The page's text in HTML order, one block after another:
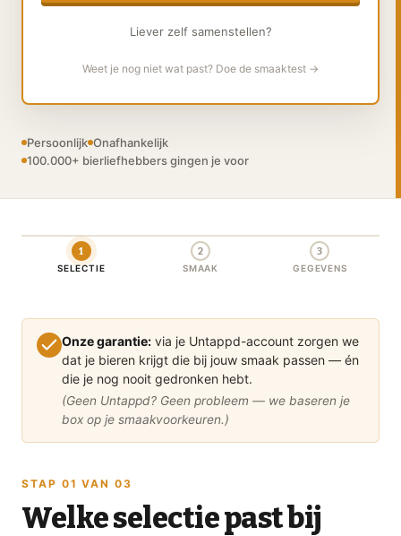
Liever zelf samenstellen?
Weet je nog niet wat past? Doe de smaaktest →
Persoonlijk Onafhankelijk
100.000+ bierliefhebbers gingen je voor
1
SELECTIE
2
SMAAK
3
GEGEVENS
Onze garantie: via je Untappd-account zorgen we
dat je bieren krijgt die bij jouw smaak passen — én
die je nog nooit gedronken hebt.
(Geen Untappd? Geen probleem — we baseren je
box op je smaakvoorkeuren.)
STAP 01 VAN 03
Welke selectie past bij